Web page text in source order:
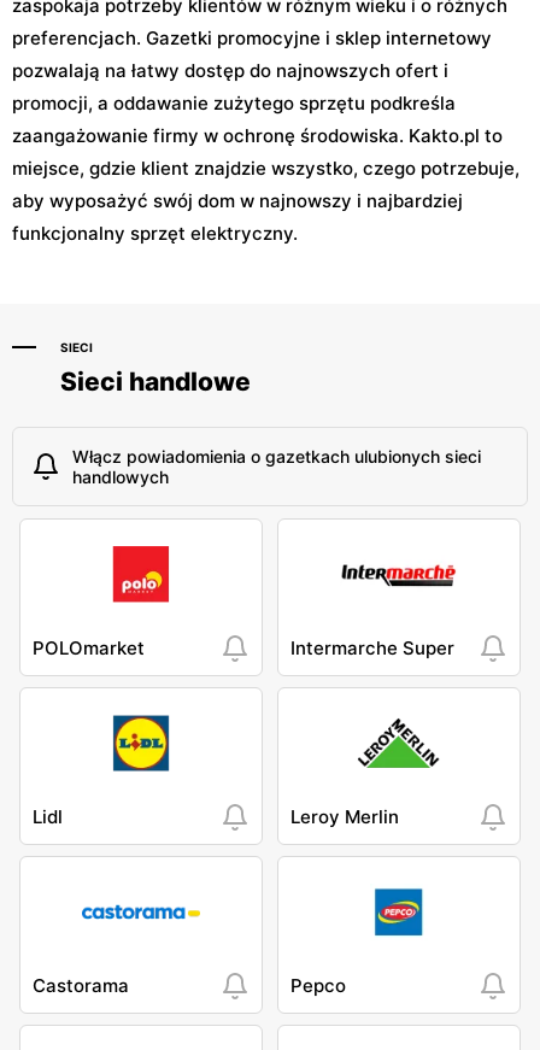
zaspokaja potrzeby klientów w różnym wieku i o różnych
preferencjach. Gazetki promocyjne i sklep internetowy
pozwalają na łatwy dostęp do najnowszych ofert i
promocji, a oddawanie zużytego sprzętu podkreśla
zaangażowanie firmy w ochronę środowiska. Kakto.pl to
miejsce, gdzie klient znajdzie wszystko, czego potrzebuje,
aby wyposażyć swój dom w najnowszy i najbardziej
funkcjonalny sprzęt elektryczny.
SIECI
Sieci handlowe
Włącz powiadomienia o gazetkach ulubionych sieci
handlowych
POLOmarket Intermarche Super
Lidl Leroy Merlin
Castorama Pepco